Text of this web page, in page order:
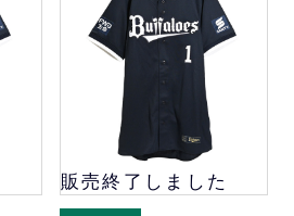
販売終了しました